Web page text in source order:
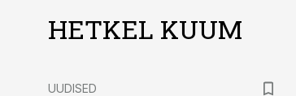
HETKEL KUUM
UUDISED